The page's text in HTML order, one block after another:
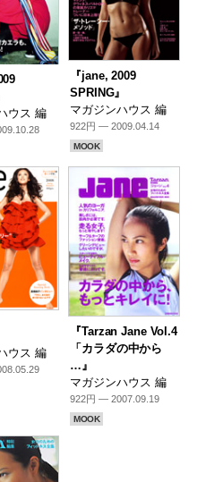
ウス 編
『jane, 2009
SPRING』
マガジンハウス 編
922円 — 2009.04.14
MOOK
ウス 編
『Tarzan Jane Vol.4
「カラダの中から
…』
マガジンハウス 編
922円 — 2007.09.19
MOOK